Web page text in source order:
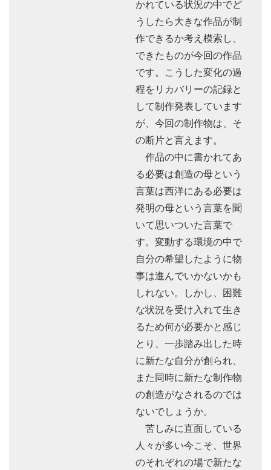
かれている状況の中でど
うしたら大きな作品が制
作できるか考え模索し、
できたものが今回の作品
です。こうした変化の過
程をリカバリーの記録と
して制作発表しています
が、今回の制作物は、そ
の断片と言えます。
作品の中に書かれてあ
る必要は創造の母という
言葉は西洋にある必要は
発明の母という言葉を聞
いて思いついた言葉で
す。変動する環境の中で
自分の希望したように物
事は進んでいかないかも
しれない。しかし、困難
な状況を受け入れて生き
るため何が必要かと感じ
とり、一歩踏み出した時
に新たな自分が創られ、
また同時に新たな制作物
の創造がなされるのでは
ないでしょうか。
苦しみに直面している
人々が多い今こそ、世界
のそれぞれの場で新たな